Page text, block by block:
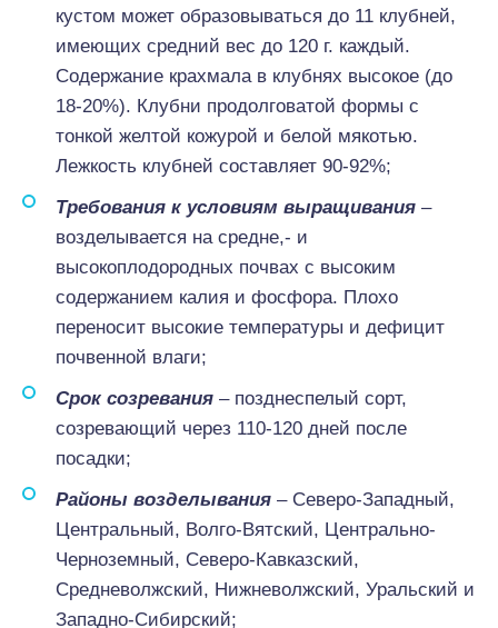
кустом может образовываться до 11 клубней,
имеющих средний вес до 120 г. каждый.
Содержание крахмала в клубнях высокое (до
18-20%). Клубни продолговатой формы с
тонкой желтой кожурой и белой мякотью.
Лежкость клубней составляет 90-92%;
Требования к условиям выращивания –
возделывается на средне,- и
высокоплодородных почвах с высоким
содержанием калия и фосфора. Плохо
переносит высокие температуры и дефицит
почвенной влаги;
Срок созревания – позднеспелый сорт,
созревающий через 110-120 дней после
посадки;
Районы возделывания – Северо-Западный,
Центральный, Волго-Вятский, Центрально-
Черноземный, Северо-Кавказский,
Средневолжский, Нижневолжский, Уральский и
Западно-Сибирский;